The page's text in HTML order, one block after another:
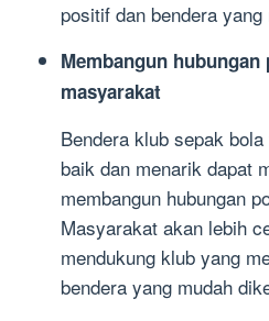
positif dan bendera
Membangun
masyarakat
Bendera klub sepak
baik dan menarik dapat
membangun hubungan
Masyarakat akan lebih
mendukung klub yang
bendera yang mudah